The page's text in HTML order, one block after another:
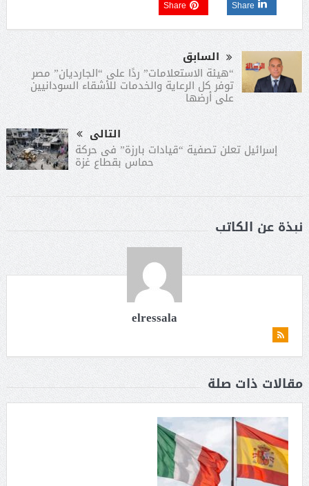
Share
Share
السابق
“هيئة الاستعلامات” ردًا على “الجارديان” مصر
توفر كل الرعاية والخدمات للأشقاء السودانيين
على أرضها
التالى
إسرائيل تعلن تصفية “قيادات بارزة” فى حركة
حماس بقطاع غزة
نبذة عن الكاتب
elressala
مقالات ذات صلة